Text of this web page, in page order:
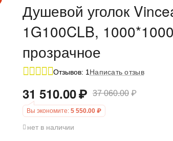
Душевой уголок
1G100CLB,
прозрачное
Отзывов: 1 Написать отзыв
31 510.00₽ 37 060.00 ₽
Вы экономите: 5 550.00 ₽
нет в наличии